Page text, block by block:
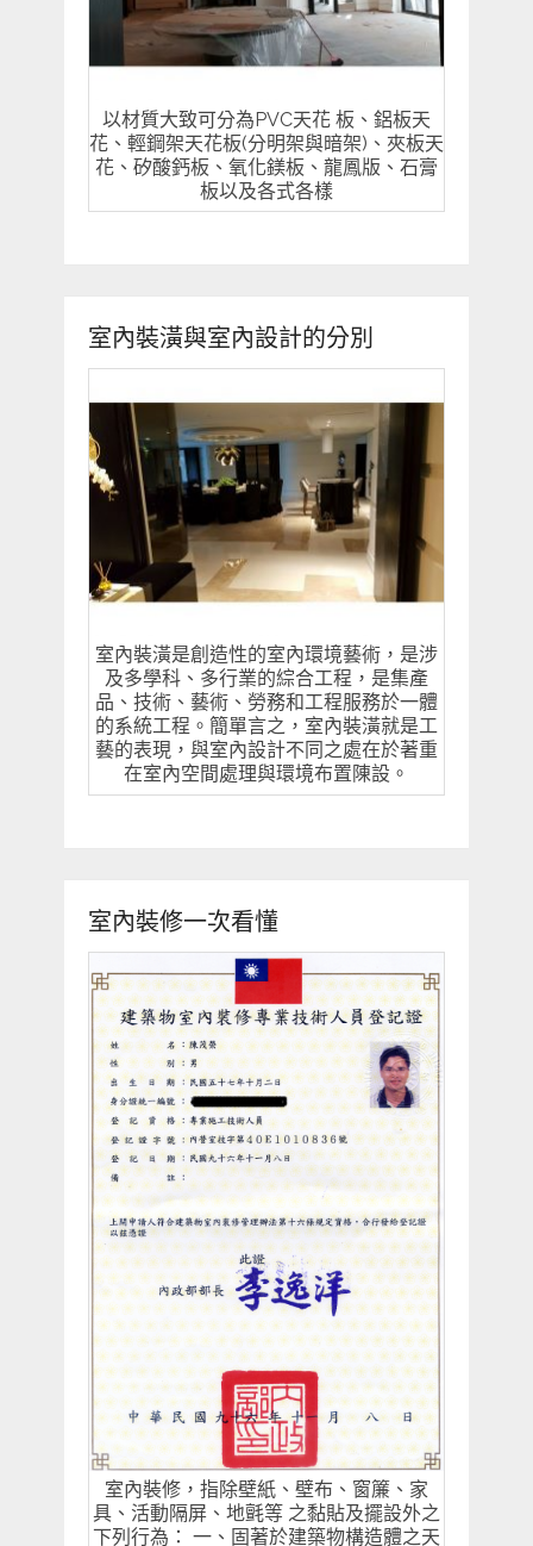
以材質大致可分為PVC天花 板、鋁板天
花、輕鋼架天花板(分明架與暗架)、夾板天
花、矽酸鈣板、氧化鎂板、龍鳳版、石膏
板以及各式各樣
室內裝潢與室內設計的分別
室內裝潢是創造性的室內環境藝術，是涉
及多學科、多行業的綜合工程，是集產
品、技術、藝術、勞務和工程服務於一體
的系統工程。簡單言之，室內裝潢就是工
藝的表現，與室內設計不同之處在於著重
在室內空間處理與環境布置陳設。
室內裝修一次看懂
室內裝修，指除壁紙、壁布、窗簾、家
具、活動隔屏、地氈等 之黏貼及擺設外之
下列行為： 一、固著於建築物構造體之天